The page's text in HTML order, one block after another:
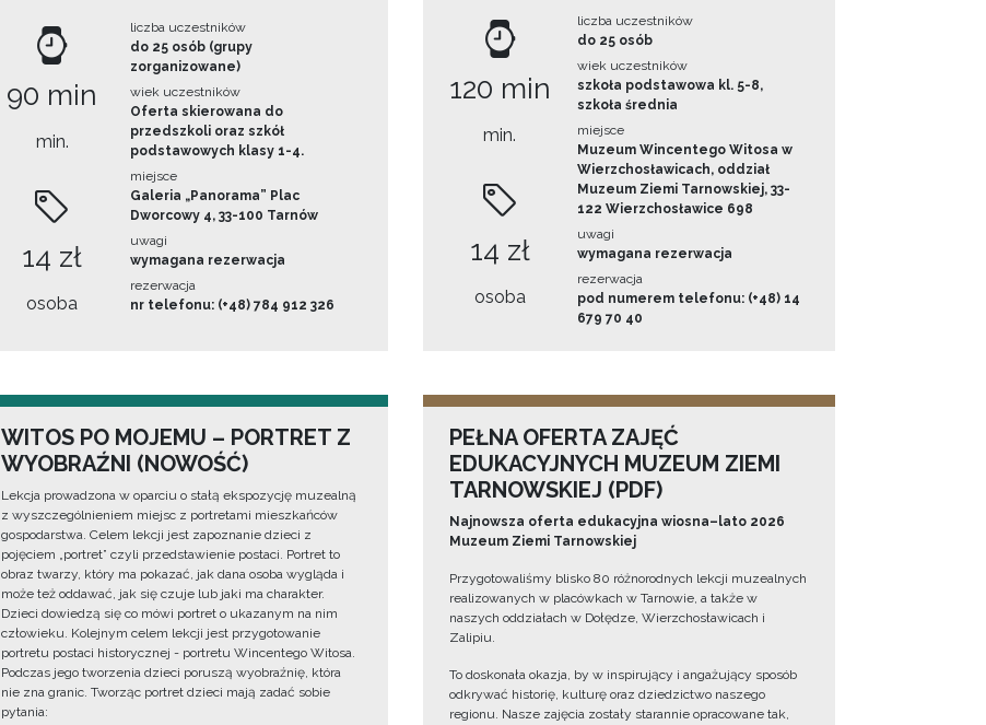
90 min
min.
14 zł
osoba
liczba uczestników
do 25 osób (grupy
zorganizowane)
wiek uczestników
Oferta skierowana do
przedszkoli oraz szkół
podstawowych klasy 1-4.
miejsce
Galeria „Panorama” Plac
Dworcowy 4, 33-100 Tarnów
uwagi
wymagana rezerwacja
rezerwacja
nr telefonu: (+48) 784 912 326
120 min
min.
14 zł
osoba
liczba uczestników
do 25 osób
wiek uczestników
szkoła podstawowa kl. 5-8,
szkoła średnia
miejsce
Muzeum Wincentego Witosa w
Wierzchosławicach, oddział
Muzeum Ziemi Tarnowskiej, 33-
122 Wierzchosławice 698
uwagi
wymagana rezerwacja
rezerwacja
pod numerem telefonu: (+48) 14
679 70 40
WITOS PO MOJEMU – PORTRET Z
WYOBRAŹNI (NOWOŚĆ)
Lekcja prowadzona w oparciu o stałą ekspozycję muzealną
z wyszczególnieniem miejsc z portretami mieszkańców
gospodarstwa. Celem lekcji jest zapoznanie dzieci z
pojęciem „portret” czyli przedstawienie postaci. Portret to
obraz twarzy, który ma pokazać, jak dana osoba wygląda i
może też oddawać, jak się czuje lub jaki ma charakter.
Dzieci dowiedzą się co mówi portret o ukazanym na nim
człowieku. Kolejnym celem lekcji jest przygotowanie
portretu postaci historycznej - portretu Wincentego Witosa.
Podczas jego tworzenia dzieci poruszą wyobraźnię, która
nie zna granic. Tworząc portret dzieci mają zadać sobie
pytania:
PEŁNA OFERTA ZAJĘĆ
EDUKACYJNYCH MUZEUM ZIEMI
TARNOWSKIEJ (PDF)
Najnowsza oferta edukacyjna wiosna–lato 2026
Muzeum Ziemi Tarnowskiej
Przygotowaliśmy blisko 80 różnorodnych lekcji muzealnych
realizowanych w placówkach w Tarnowie, a także w
naszych oddziałach w Dołędze, Wierzchosławicach i
Zalipiu.
To doskonała okazja, by w inspirujący i angażujący sposób
odkrywać historię, kulturę oraz dziedzictwo naszego
regionu. Nasze zajęcia zostały starannie opracowane tak,